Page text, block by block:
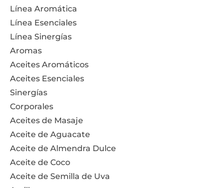
Línea Aromática
Línea Esenciales
Línea Sinergías
Aromas
Aceites Aromáticos
Aceites Esenciales
Sinergías
Corporales
Aceites de Masaje
Aceite de Aguacate
Aceite de Almendra Dulce
Aceite de Coco
Aceite de Semilla de Uva